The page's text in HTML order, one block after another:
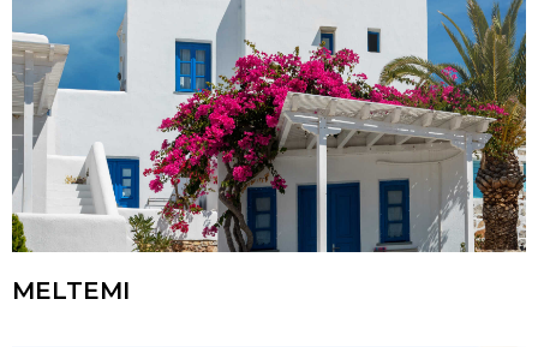
MELTEMI